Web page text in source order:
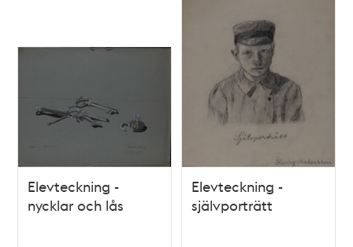
Elevteckning -
nycklar och lås
Elevteckning -
självporträtt